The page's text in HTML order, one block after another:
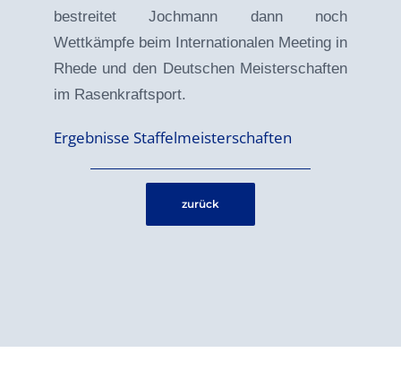
bestreitet Jochmann dann noch
Wettkämpfe beim Internationalen Meeting in
Rhede und den Deutschen Meisterschaften
im Rasenkraftsport.
Ergebnisse Staffelmeisterschaften
zurück